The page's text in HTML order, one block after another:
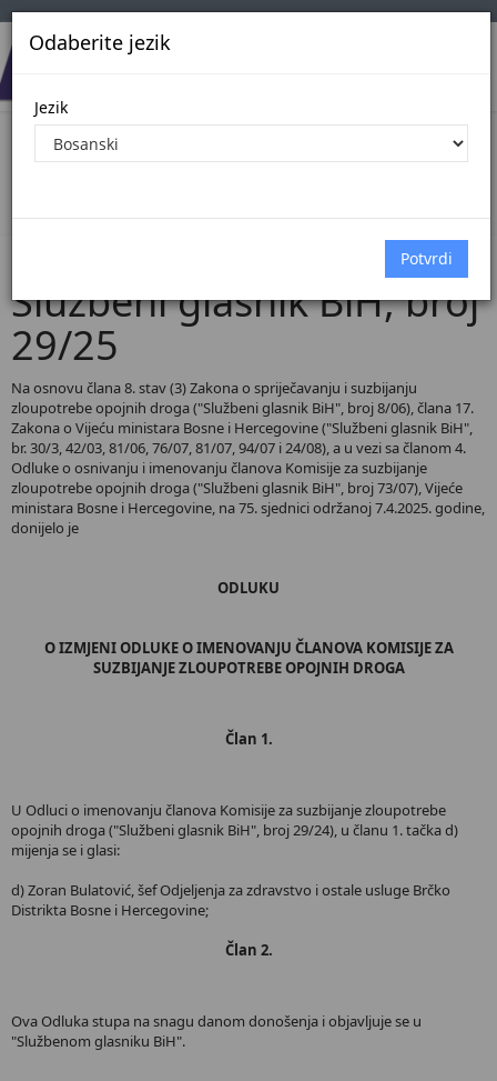
Odaberite jezik
Jezik
Pregled Dokumenata| Broj 29/25
Službeni glasnik BiH, broj
29/25
Na osnovu člana 8. stav (3) Zakona o spriječavanju i suzbijanju
zloupotrebe opojnih droga ("Službeni glasnik BiH", broj 8/06), člana 17.
Zakona o Vijeću ministara Bosne i Hercegovine ("Službeni glasnik BiH",
br. 30/3, 42/03, 81/06, 76/07, 81/07, 94/07 i 24/08), a u vezi sa članom 4.
Odluke o osnivanju i imenovanju članova Komisije za suzbijanje
zloupotrebe opojnih droga ("Službeni glasnik BiH", broj 73/07), Vijeće
ministara Bosne i Hercegovine, na 75. sjednici održanoj 7.4.2025. godine,
donijelo je
ODLUKU
O IZMJENI ODLUKE O IMENOVANJU ČLANOVA KOMISIJE ZA
SUZBIJANJE ZLOUPOTREBE OPOJNIH DROGA
Član 1.
U Odluci o imenovanju članova Komisije za suzbijanje zloupotrebe
opojnih droga ("Službeni glasnik BiH", broj 29/24), u članu 1. tačka d)
mijenja se i glasi:
d) Zoran Bulatović, šef Odjeljenja za zdravstvo i ostale usluge Brčko
Distrikta Bosne i Hercegovine;
Član 2.
Ova Odluka stupa na snagu danom donošenja i objavljuje se u
"Službenom glasniku BiH".